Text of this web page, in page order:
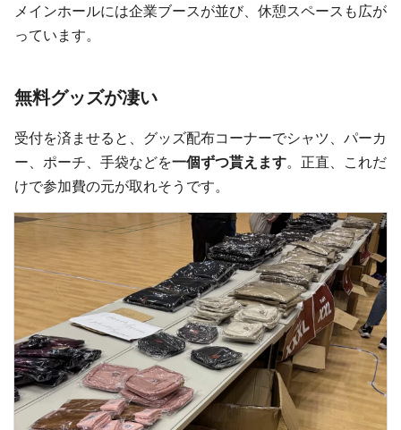
メインホールには企業ブースが並び、休憩スペースも広が
っています。
無料グッズが凄い
受付を済ませると、グッズ配布コーナーでシャツ、パーカ
ー、ポーチ、手袋などを一個ずつ貰えます。正直、これだ
けで参加費の元が取れそうです。